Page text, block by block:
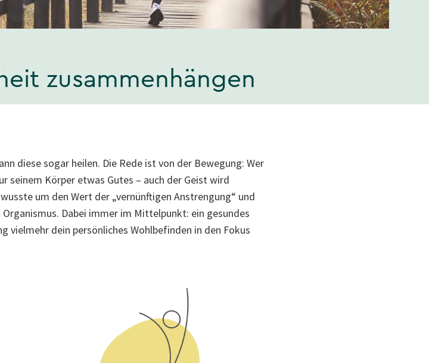
zusammenhängen
diese sogar heilen. Die Rede ist von der Bewegung: Wer
Körper etwas Gutes – auch der Geist wird
um den Wert der „vernünftigen Anstrengung“ und
Dabei immer im Mittelpunkt: ein gesundes
dein persönliches Wohlbefinden in den Fokus